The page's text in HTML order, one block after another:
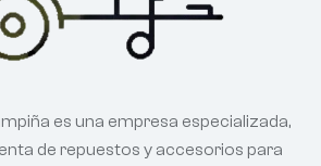
es una empresa especializada,
de repuestos y accesorios para